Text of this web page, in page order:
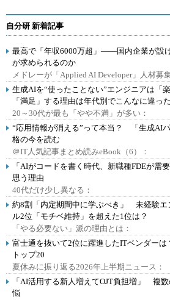
自分研 新着記事
最高で「年収6000万超」――国内企業が設
が求められるのか
メドレーが「Applied AI Developer」人材募
生成AIを“使ったことない”エンジニアは「
「満足」する理由は年代別でこんなに違った
20～30代が最も「やや不満」が多い：
“応用情報が消える”って本当？ 「生成AI
格の今を読む
＠IT人気記事まとめ読みeBook（6）：
「AIがコードを書く時代、新職種FDEが
思う理由
40代だけ少し異なる：
約8割「内定期間中に学ぶべき」 未経験エ
ル2位「モチベ維持」を超えた1位は？
「やる必要ない」派の理由とは：
富士通を抜いて2位に躍進したITベンダー
トップ20
夏休みに振り返る2026年上半期ニュース：
「AI活用する新人増えてOJT負担増」 複
悩